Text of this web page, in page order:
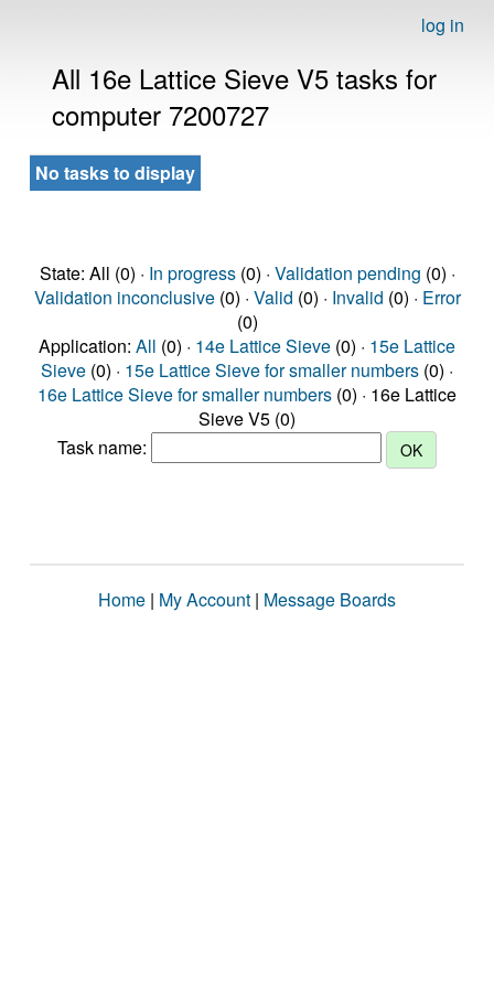
log in
All 16e Lattice Sieve V5 tasks for
computer 7200727
No tasks to display
State: All (0) · In progress(0) · Validation pending (0) ·
Validation inconclusive(0) · Valid (0) · Invalid (0) · Error
(0)
Application: All (0) · 14e Lattice Sieve (0) · 15e Lattice
Sieve (0) · 15e Lattice Sieve for smaller numbers (0) ·
16e Lattice Sieve for smaller numbers (0) · 16e Lattice
Sieve V5 (0)
Task name:
Home | My Account | Message Boards